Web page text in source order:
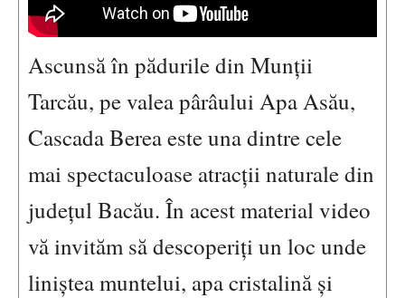
Ascunsă în pădurile din Munții
Tarcău, pe valea pârâului Apa Asău,
Cascada Berea este una dintre cele
mai spectaculoase atracții naturale din
județul Bacău. În acest material video
vă invităm să descoperiți un loc unde
liniștea muntelui, apa cristalină și